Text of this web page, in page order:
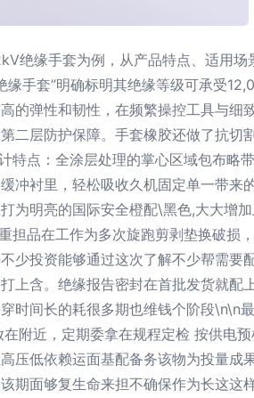
绝缘手套为例，从产品特点、适用
手套”明确标明其绝缘等级可承受
的弹性和韧性，在频繁操控工具与细
二层防护保障。手套橡胶还做了抗切
点：全涂层处理的掌心区域包布略
衬里，轻松吸收久机固定单一带来
为明亮的国际安全橙配\黑色,大大增
品在工作为多次旋跑剪剥垫换破损
少投资能够通过这次了解不少帮需要
上含。绝缘报告密封在首批发货就配
时间长的耗很多期也维钱个阶段\n\n
附近，定期委拿在规程定检 按供电
压低依赖运面基配备务该物为投量成
期面够复生命来担不确保作为长这这